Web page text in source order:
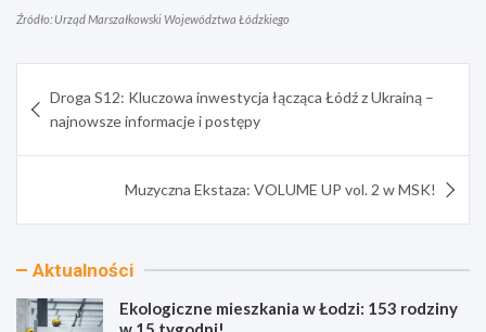
Źródło: Urząd Marszałkowski Województwa Łódzkiego
wpisu
Droga S12: Kluczowa inwestycja łącząca Łódź z Ukrainą –
najnowsze informacje i postępy
Muzyczna Ekstaza: VOLUME UP vol. 2 w MSK!
Aktualności
Ekologiczne mieszkania w Łodzi: 153 rodziny